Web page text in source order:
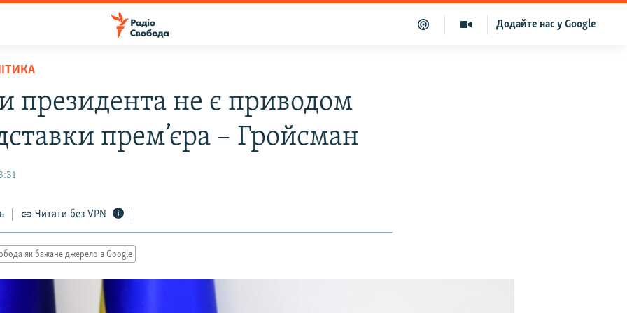
Додайте нас у Google
президента не є приводом
прем’єра – Гройсман
Читати без VPN
як бажане джерело в Google